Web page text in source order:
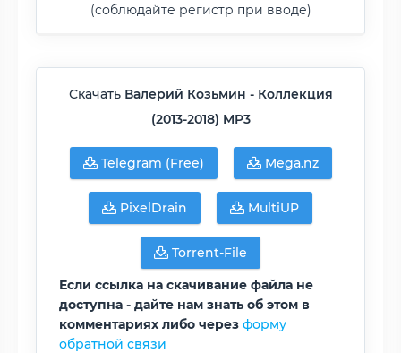
(соблюдайте регистр при вводе)
Скачать Валерий Козьмин - Коллекция
(2013-2018) MP3
Telegram (Free) Mega.nz
PixelDrain MultiUP
Torrent-File
Если ссылка на скачивание файла не
доступна - дайте нам знать об этом в
комментариях либо через форму
обратной связи